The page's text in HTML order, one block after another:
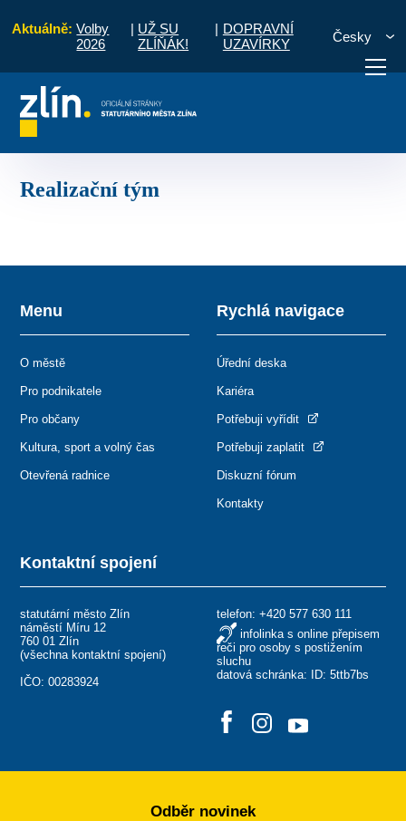
Aktuálně: Volby
2026
| UŽ SU
ZLÍŇÁK!
| DOPRAVNÍ
UZAVÍRKY
Česky
vyřídit
Realizační tým
Kontaktní spojení
statutární město Zlín
náměstí Míru 12
760 01 Zlín
(všechna kontaktní spojení)
IČO: 00283924
telefon: +420 577 630 111
infolinka s online přepisem
řeči pro osoby s postižením
sluchu
datová schránka: ID: 5ttb7bs
Menu
O městě
Pro podnikatele
Pro občany
Kultura, sport a volný čas
Otevřená radnice
Rychlá navigace
Úřední deska
Kariéra
Potřebuji vyřídit
Potřebuji zaplatit
Diskuzní fórum
Kontakty
Odběr novinek